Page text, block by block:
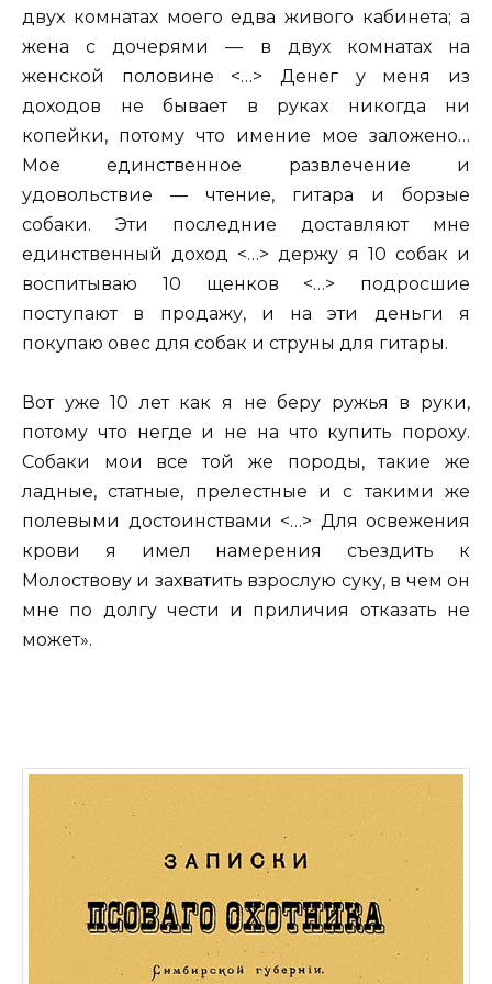
двух комнатах моего едва живого кабинета; а
жена с дочерями — в двух комнатах на
женской половине <…> Денег у меня из
доходов не бывает в руках никогда ни
копейки, потому что имение мое заложено…
Мое единственное развлечение и
удовольствие — чтение, гитара и борзые
собаки. Эти последние доставляют мне
единственный доход <…> держу я 10 собак и
воспитываю 10 щенков <…> подросшие
поступают в продажу, и на эти деньги я
покупаю овес для собак и струны для гитары.
Вот уже 10 лет как я не беру ружья в руки,
потому что негде и не на что купить пороху.
Собаки мои все той же породы, такие же
ладные, статные, прелестные и с такими же
полевыми достоинствами <…> Для освежения
крови я имел намерения съездить к
Молоствову и захватить взрослую суку, в чем он
мне по долгу чести и приличия отказать не
может».